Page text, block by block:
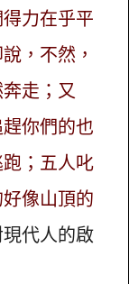
力在乎平
，不然，
走；又
你們的也
；五人叱
像山頂的
代人的啟